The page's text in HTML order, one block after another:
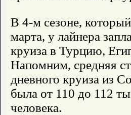
В 4-м сезоне, который
марта, у лайнера
круиза в Турцию,
Напомним, средняя
дневного круиза из
была от 110 до 112
человека.